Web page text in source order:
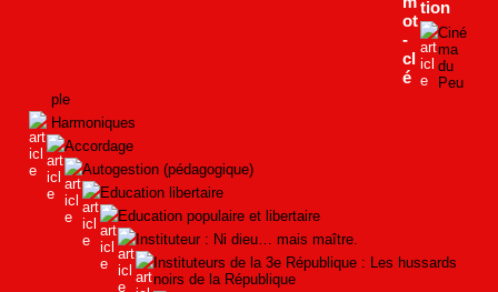
tion
Ciné
ma
du
Peu
ple
Harmoniques
Accordage
Autogestion (pédagogique)
Education libertaire
Education populaire et libertaire
Instituteur : Ni dieu… mais maître.
Instituteurs de la 3e République : Les hussards
noirs de la République